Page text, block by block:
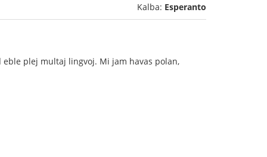
Kalba: Esperanto
plej multaj lingvoj. Mi jam havas polan,